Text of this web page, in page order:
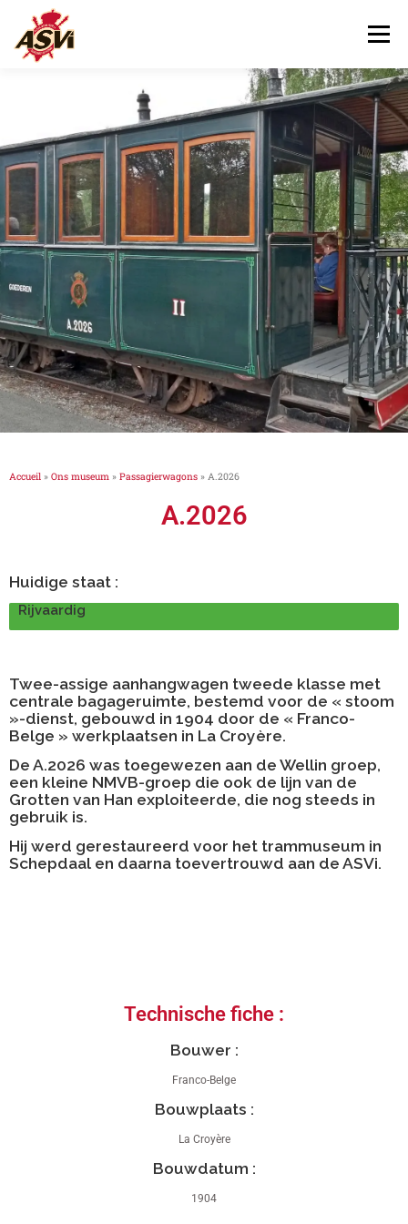
Menu
BEZOEKEN ONS MUSEUM
ONS HELPEN CONTACT
Accueil » Ons museum » Passagierwagons » A.2026
A.2026
Huidige staat :
Rijvaardig
Twee-assige aanhangwagen tweede klasse met
centrale bagageruimte, bestemd voor de « stoom
»-dienst, gebouwd in 1904 door de « Franco-
Belge » werkplaatsen in La Croyère.
De A.2026 was toegewezen aan de Wellin groep,
een kleine NMVB-groep die ook de lijn van de
Grotten van Han exploiteerde, die nog steeds in
gebruik is.
Hij werd gerestaureerd voor het trammuseum in
Schepdaal en daarna toevertrouwd aan de ASVi.
Technische fiche :
Bouwer :
Franco-Belge
Bouwplaats :
La Croyère
Bouwdatum :
1904